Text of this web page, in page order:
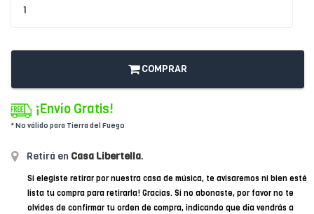
COMPRAR
¡Envío Gratis!
* No válido para Tierra del Fuego
Retirá en Casa Libertella.
Si elegiste retirar por nuestra casa de música, te avisaremos ni bien esté
lista tu compra para retirarla! Gracias. Si no abonaste, por favor no te
olvides de confirmar tu orden de compra, indicando que día vendrás a